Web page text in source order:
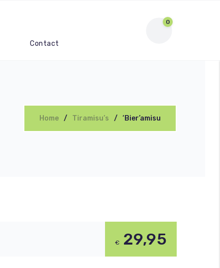
Contact
0
Home Tiramisu’s ‘Bier’amisu
€ 29,95